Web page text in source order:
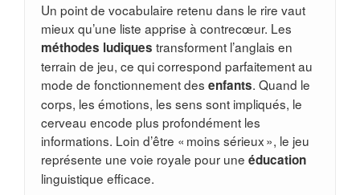
Un point de vocabulaire retenu dans le rire vaut
mieux qu’une liste apprise à contrecœur. Les
méthodes ludiques transforment l’anglais en
terrain de jeu, ce qui correspond parfaitement au
mode de fonctionnement des enfants. Quand le
corps, les émotions, les sens sont impliqués, le
cerveau encode plus profondément les
informations. Loin d’être « moins sérieux », le jeu
représente une voie royale pour une éducation
linguistique efficace.